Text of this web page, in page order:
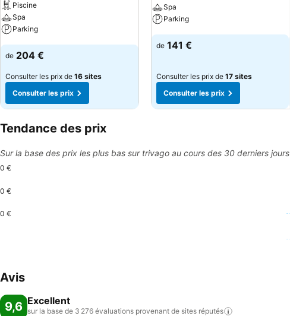
Piscine
Spa
Parking
Consulter les prix
de 204 €
Consulter les prix de 16 sites
Consulter les prix
Spa
Parking
Consulter les prix
de 141 €
Consulter les prix de 17 sites
Consulter les prix
Tendance des prix
Sur la base des prix les plus bas sur trivago au cours des 30 derniers jours
0 €
0 €
0 €
Avis
9,6 Excellent
sur la base de 3 276 évaluations provenant de sites réputés